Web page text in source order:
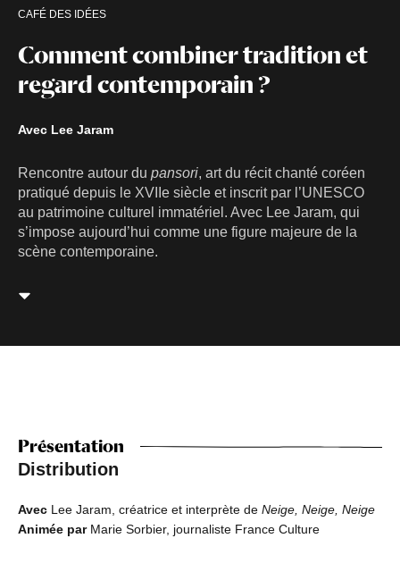
Comment combiner tradition et
regard contemporain ?
CAFÉ DES IDÉES
Avec Lee Jaram
Rencontre autour du pansori, art du récit chanté coréen
pratiqué depuis le XVIIe siècle et inscrit par l’UNESCO
au patrimoine culturel immatériel. Avec Lee Jaram, qui
s’impose aujourd’hui comme une figure majeure de la
scène contemporaine.
Présentation
Distribution
Avec Lee Jaram, créatrice et interprète de Neige, Neige, Neige
Animée parMarie Sorbier, journaliste France Culture